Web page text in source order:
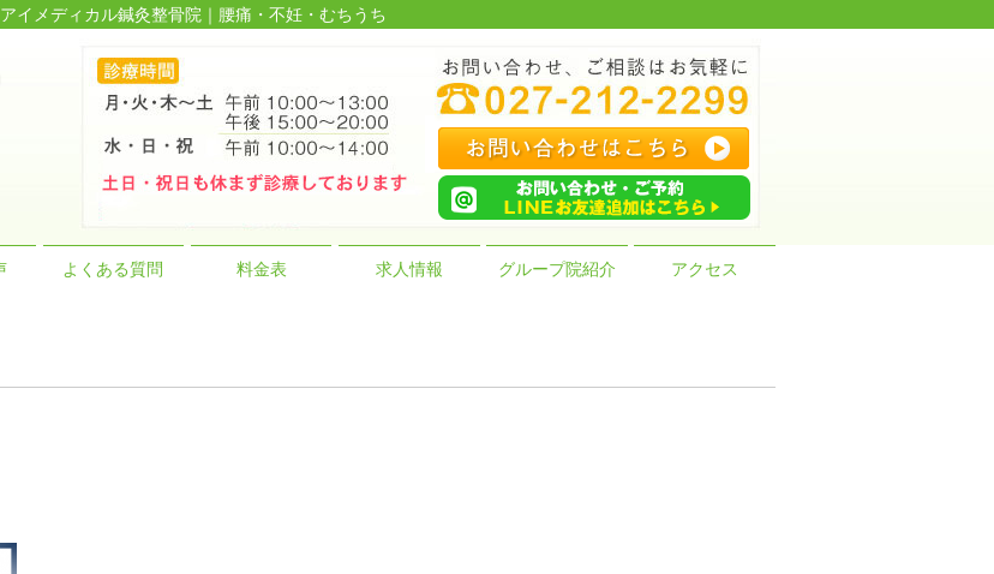
イメディカル鍼灸整骨院｜腰痛・不妊・むちうち
よくある質問 料金表 求人情報 グループ院紹介 アクセス